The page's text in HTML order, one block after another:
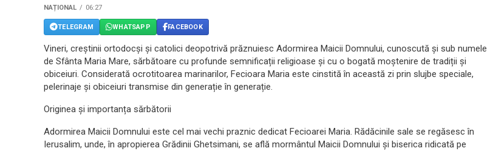
NAȚIONAL 06:27
TELEGRAM WHATSAPP FACEBOOK
Vineri, creștinii ortodocși și catolici deopotrivă prăznuiesc Adormirea Maicii Domnului, cunoscută și sub numele
de Sfânta Maria Mare, sărbătoare cu profunde semnificații religioase și cu o bogată moștenire de tradiții și
obiceiuri. Considerată ocrotitoarea marinarilor, Fecioara Maria este cinstită în această zi prin slujbe speciale,
pelerinaje și obiceiuri transmise din generație în generație.
Originea și importanța sărbătorii
Adormirea Maicii Domnului este cel mai vechi praznic dedicat Fecioarei Maria. Rădăcinile sale se regăsesc în
Ierusalim, unde, în apropierea Grădinii Ghetsimani, se află mormântul Maicii Domnului și biserica ridicată pe